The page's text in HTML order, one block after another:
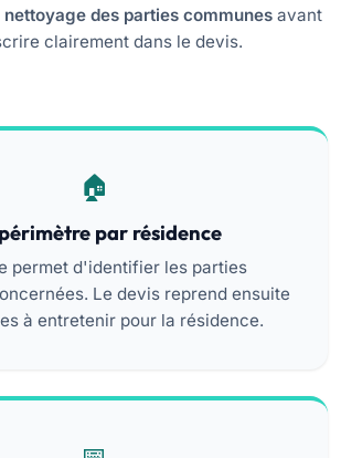
nettoyage des parties communes avant
clairement dans le devis.
par résidence
permet d'identifier les parties
Le devis reprend ensuite
à entretenir pour la résidence.